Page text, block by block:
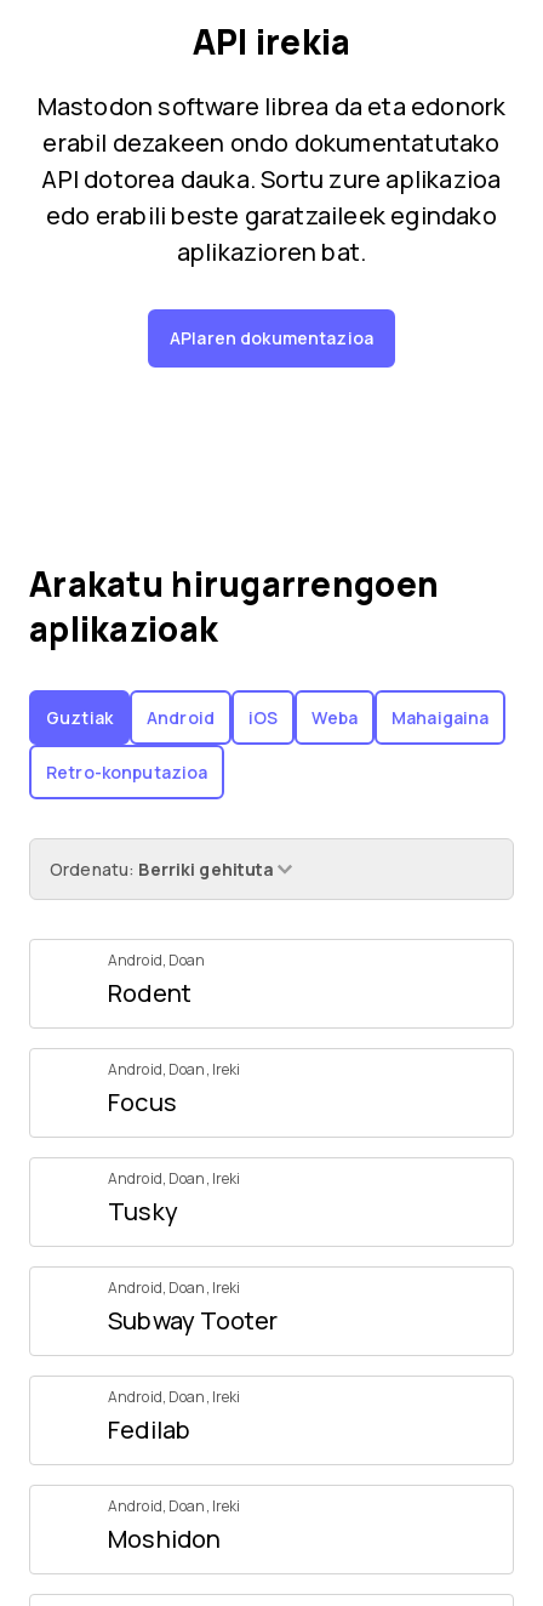
API irekia
Mastodon software librea da eta edonork
erabil dezakeen ondo dokumentatutako
API dotorea dauka. Sortu zure aplikazioa
edo erabili beste garatzaileek egindako
aplikazioren bat.
APIaren dokumentazioa
Arakatu hirugarrengoen
aplikazioak
Guztiak Android iOS Weba Mahaigaina
Retro-konputazioa
Ordenatu: Berriki gehituta
Android, Doan
Rodent
Android, Doan, Ireki
Focus
Android, Doan, Ireki
Tusky
Android, Doan, Ireki
Subway Tooter
Android, Doan, Ireki
Fedilab
Android, Doan, Ireki
Moshidon